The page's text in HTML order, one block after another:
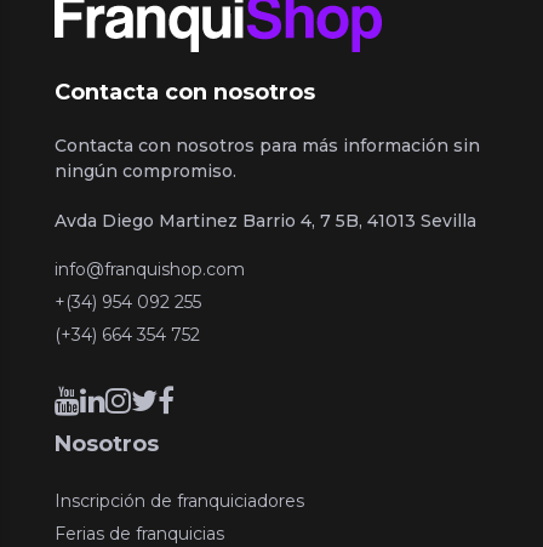
Contacta con nosotros
Contacta con nosotros para más información sin
ningún compromiso.
Avda Diego Martinez Barrio 4, 7 5B, 41013 Sevilla
info@franquishop.com
+(34) 954 092 255
(+34) 664 354 752
Nosotros
Inscripción de franquiciadores
Ferias de franquicias